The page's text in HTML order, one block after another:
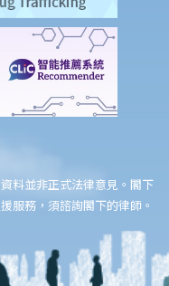
文，而拒絕面試或向我提
麼資料？我應如何作出投
者），我是否必需要親身
料並非正式法律意見。閣下
服務，須諮詢閣下的律師。